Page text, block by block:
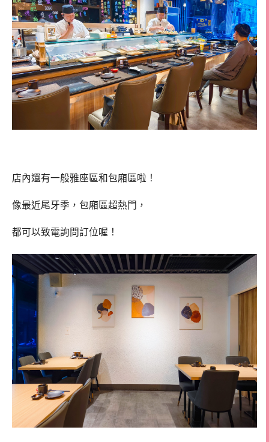
店內還有一般雅座區和包廂區啦！
像最近尾牙季，包廂區超熱門，
都可以致電詢問訂位喔！